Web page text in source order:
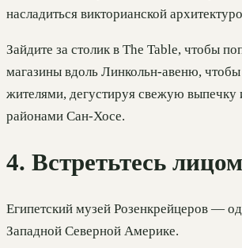
насладиться викторианской
Зайдите за столик в The Table, чтобы
магазины вдоль Линкольн-авеню,
жителями, дегустируя свежую выпечку
районами Сан-Хосе.
4. Встретьтесь
Египетский музей Розенкрейцеров —
Западной Северной Америке.